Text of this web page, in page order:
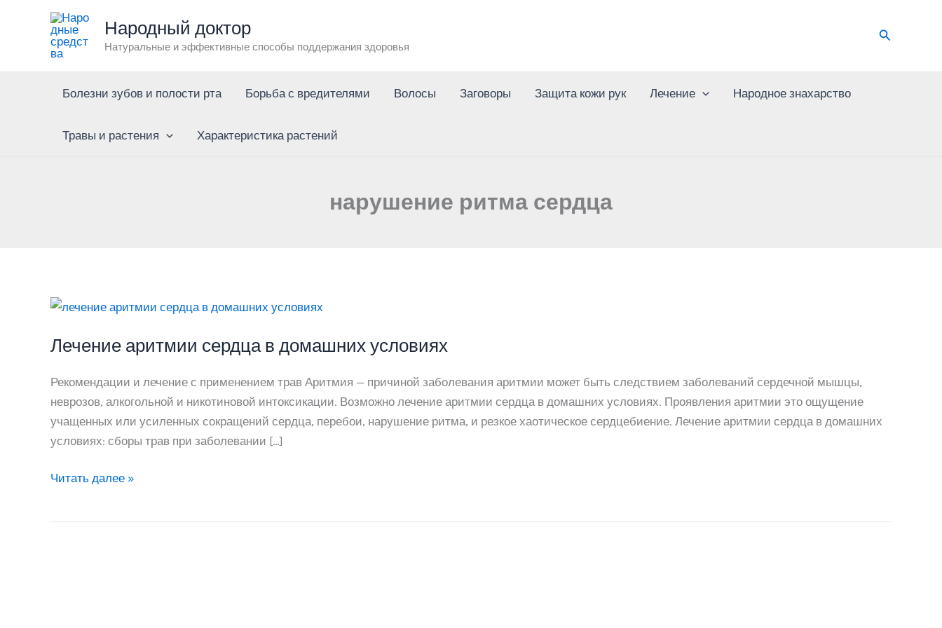
содержимому
Народный доктор
Натуральные и эффективные способы поддержания здоровья
Поиск
Болезни зубов и полости рта Борьба с вредителями Волосы Заговоры Защита кожи рук Лечение Народное знахарство
Травы и растения Характеристика растений
нарушение ритма сердца
Лечение аритмии сердца в домашних условиях
Рекомендации и лечение с применением трав Аритмия — причиной заболевания аритмии может быть следствием заболеваний сердечной мышцы,
неврозов, алкогольной и никотиновой интоксикации. Возможно лечение аритмии сердца в домашних условиях. Проявления аритмии это ощущение
учащенных или усиленных сокращений сердца, перебои, нарушение ритма, и резкое хаотическое сердцебиение. Лечение аритмии сердца в домашних
условиях: сборы трав при заболевании […]
Лечение
Читать далее »